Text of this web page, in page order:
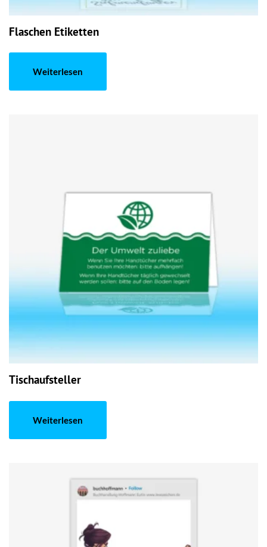
Flaschen Etiketten
Weiterlesen
Tischaufsteller
Weiterlesen